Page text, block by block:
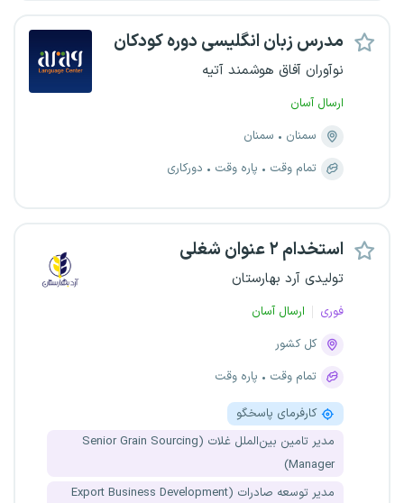
مدرس زبان انگلیسی دوره کودکان
نوآوران آفاق هوشمند آتیه
ارسال آسان
سمنان
سمنان
تمام وقت
پاره وقت دورکاری
استخدام ۲ عنوان شغلی
تولیدی آرد بهارستان
فوری
ارسال آسان
کل کشور
تمام وقت
پاره وقت
کارفرمای پاسخگو
مدیر تامین بین‌الملل غلات (Senior Grain Sourcing
Manager)
مدیر توسعه صادرات (Export Business Development